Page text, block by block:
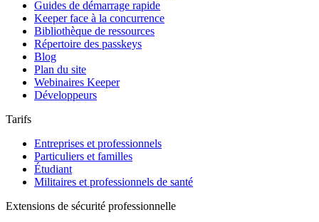
Guides de démarrage rapide
Keeper face à la concurrence
Bibliothèque de ressources
Répertoire des passkeys
Blog
Plan du site
Webinaires Keeper
Développeurs
Tarifs
Entreprises et professionnels
Particuliers et familles
Étudiant
Militaires et professionnels de santé
Extensions de sécurité professionnelle